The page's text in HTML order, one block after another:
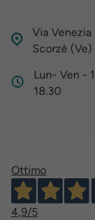
Via Venezia
Scorzè (Ve)
Lun- Ven -
18.30
Ottimo
4,9/5